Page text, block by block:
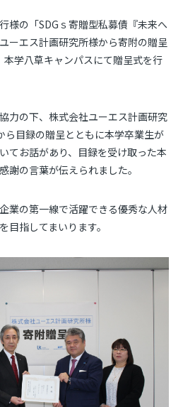
様の「SDG ｓ寄贈型私募債『未来へ
ーエス計画研究所様から寄附の贈呈
本学八草キャンパスにて贈呈式を行
力の下、株式会社ユーエス計画研究
ら目録の贈呈とともに本学卒業生が
てお話があり、目録を受け取った本
謝の言葉が伝えられました。
業の第一線で活躍できる優秀な人材
目指してまいります。